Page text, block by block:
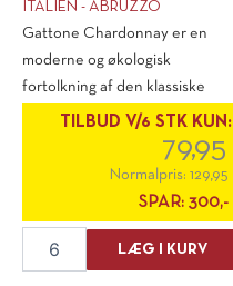
ITALIEN - ABRUZZO
Gattone Chardonnay er en
moderne og økologisk
fortolkning af den klassiske
drue. Her får du en [...]
TILBUD V/6 STK KUN:
79,95
Normalpris: 129,95
SPAR: 300,-
Chardonnay
LÆG I KURV